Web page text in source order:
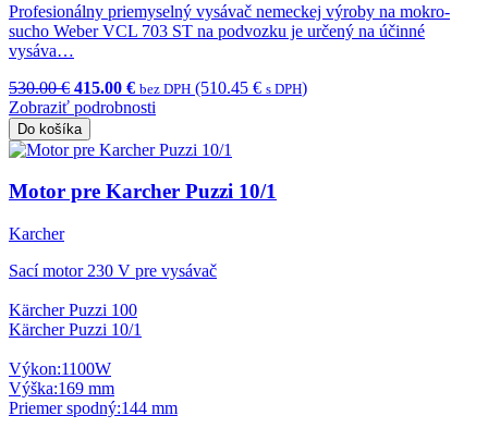
Profesionálny priemyselný vysávač nemeckej výroby na mokro-
sucho Weber VCL 703 ST na podvozku je určený na účinné
vysáva…
530.00 € 415.00 € bez DPH (510.45 € s DPH)
Zobraziť podrobnosti
Do košíka
Motor pre Karcher Puzzi 10/1
Karcher
Sací motor 230 V pre vysávač
Kärcher Puzzi 100
Kärcher Puzzi 10/1
Výkon:1100W
Výška:169 mm
Priemer spodný:144 mm